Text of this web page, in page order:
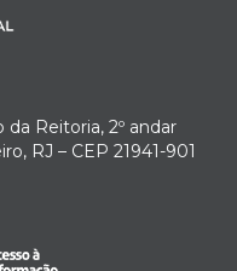
da Reitoria, 2º andar
RJ – CEP 21941-901